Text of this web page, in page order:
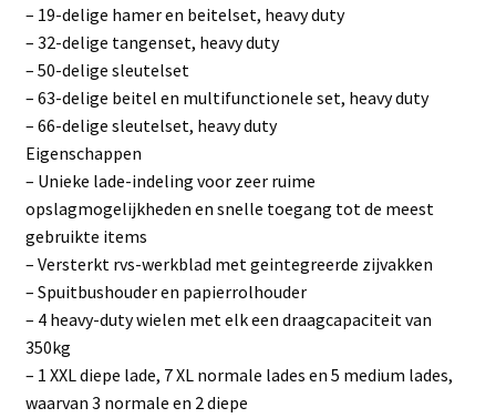
– 19-delige hamer en beitelset, heavy duty
– 32-delige tangenset, heavy duty
– 50-delige sleutelset
– 63-delige beitel en multifunctionele set, heavy duty
– 66-delige sleutelset, heavy duty
Eigenschappen
– Unieke lade-indeling voor zeer ruime
opslagmogelijkheden en snelle toegang tot de meest
gebruikte items
– Versterkt rvs-werkblad met geintegreerde zijvakken
– Spuitbushouder en papierrolhouder
– 4 heavy-duty wielen met elk een draagcapaciteit van
350kg
– 1 XXL diepe lade, 7 XL normale lades en 5 medium lades,
waarvan 3 normale en 2 diepe